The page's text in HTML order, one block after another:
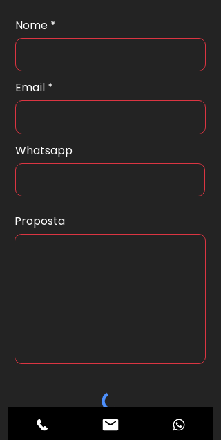
Nome
Email
Whatsapp
Proposta
*Ao clicar no botão abaixo seus